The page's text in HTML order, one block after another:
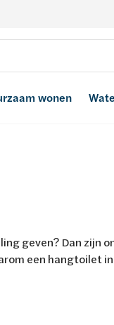
wonen
geven? Dan zijn
een hangtoilet